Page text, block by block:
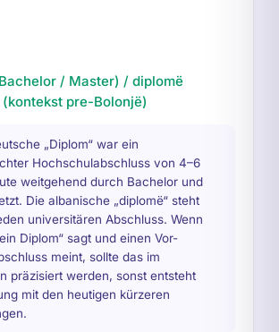
/ Master) / diplomë
pre-Bolonjë)
„Diplom“ war ein
Hochschulabschluss von 4–6
weitgehend durch Bachelor und
Die albanische „diplomë“ steht
universitären Abschluss. Wenn
Diplom“ sagt und einen Vor-
meint, sollte das im
präzisiert werden, sonst entsteht
mit den heutigen kürzeren